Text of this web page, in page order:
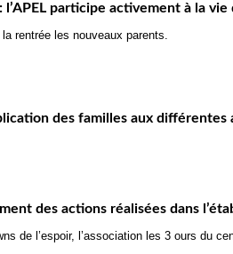
participe activement à la vie
rentrée les nouveaux parents.
des familles aux différentes
des actions réalisées dans
de l’espoir, l’association les 3 ours du